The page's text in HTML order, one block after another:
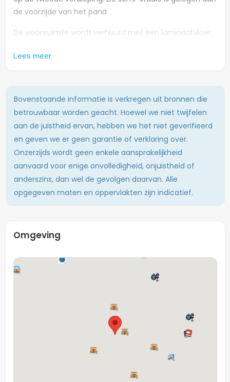
de voorzijde van het pand.
De woonruimte wordt verhuurd met een laminaatvloer,
een koelkast, een combinatie oven-magnetron en een
comfortabel wonen in hartje Maastricht.
De ligging is ideaal: midden in het bruisende centrum
van Maastricht, op loopafstand van winkels,
supermarkten, restaurants, cafés en het openbaar
vervoer. Ook diverse onderwijsinstellingen zijn eenvoudig
te bereiken per fiets of te voet.
Kortom, een praktische en centraal gelegen
Totaal aantal
Oppervlakte
Gestoffeerd &
gemeubileerd
Ja
1 (gedeeld)
1 (gedeeld)
Lees meer
Bovenstaande informatie is verkregen uit bronnen die
betrouwbaar worden geacht. Hoewel we niet twijfelen
aan de juistheid ervan, hebben we het niet geverifieerd
en geven we er geen garantie of verklaring over.
Onzerzijds wordt geen enkele aansprakelijkheid
aanvaard voor enige onvolledigheid, onjuistheid of
anderszins, dan wel de gevolgen daarvan. Alle
opgegeven maten en oppervlakten zijn indicatief.
Omgeving